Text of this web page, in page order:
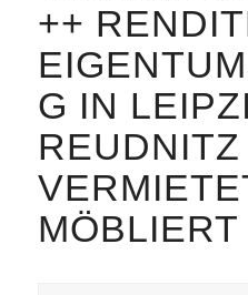
++
G IN
REUDNITZ
MÖBLIERT